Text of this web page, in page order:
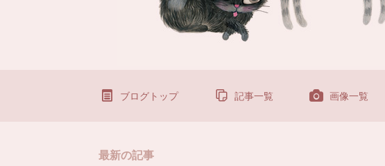
ブログトップ 記事一覧 画像一覧
最新の記事